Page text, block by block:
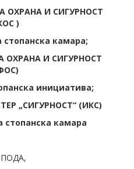
ОХРАНА И СИГУРНОСТ
)
стопанска камара;
И СИГУРНОСТ
инициатива;
„СИГУРНОСТ“ (ИКС)
стопанска камара